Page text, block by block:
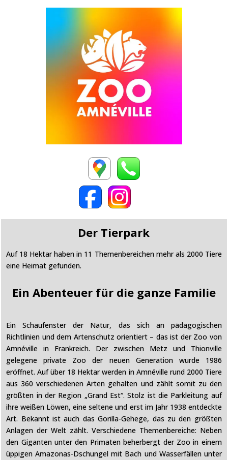
Der Tierpark
Auf 18 Hektar haben in 11 Themenbereichen mehr als 2000 Tiere
eine Heimat gefunden.
Ein Abenteuer für die ganze Familie
Ein Schaufenster der Natur, das sich an pädagogischen
Richtlinien und dem Artenschutz orientiert – das ist der Zoo von
Amnéville in Frankreich. Der zwischen Metz und Thionville
gelegene private Zoo der neuen Generation wurde 1986
eröffnet. Auf über 18 Hektar werden in Amnéville rund 2000 Tiere
aus 360 verschiedenen Arten gehalten und zählt somit zu den
größten in der Region „Grand Est“. Stolz ist die Parkleitung auf
ihre weißen Löwen, eine seltene und erst im Jahr 1938 entdeckte
Art. Bekannt ist auch das Gorilla-Gehege, das zu den größten
Anlagen der Welt zählt. Verschiedene Themenbereiche: Neben
den Giganten unter den Primaten beherbergt der Zoo in einem
üppigen Amazonas-Dschungel mit Bach und Wasserfällen unter